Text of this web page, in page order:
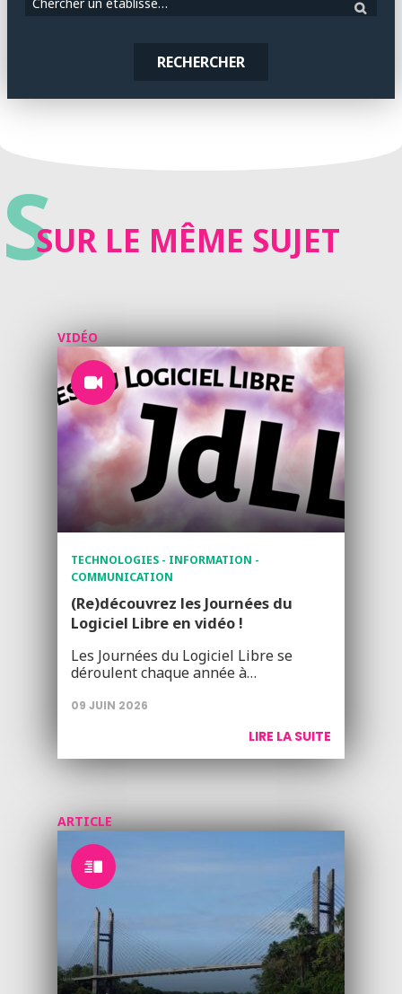
RECHERCHER
SSUR LE MÊME SUJET
VIDÉO
TECHNOLOGIES - INFORMATION -
COMMUNICATION
(Re)découvrez les Journées du
Logiciel Libre en vidéo !
Les Journées du Logiciel Libre se
déroulent chaque année à…
09 JUIN 2026
LIRE LA SUITE
ARTICLE